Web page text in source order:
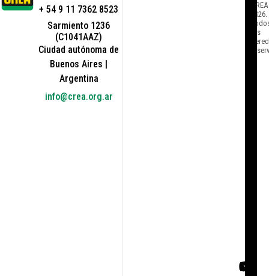
+ 54 9 11 7362 8523
Sarmiento 1236
(C1041AAZ)
Ciudad autónoma de
Buenos Aires |
Argentina
info@crea.org.ar
CREA
2026.
los